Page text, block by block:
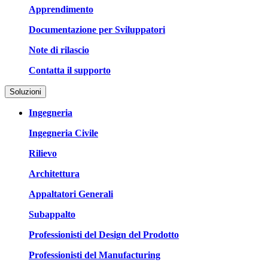
Apprendimento
Documentazione per Sviluppatori
Note di rilascio
Contatta il supporto
Soluzioni
Ingegneria
Ingegneria Civile
Rilievo
Architettura
Appaltatori Generali
Subappalto
Professionisti del Design del Prodotto
Professionisti del Manufacturing